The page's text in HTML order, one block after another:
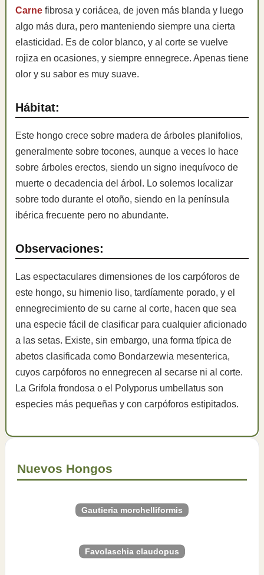
Carne fibrosa y coriácea, de joven más blanda y luego
algo más dura, pero manteniendo siempre una cierta
elasticidad. Es de color blanco, y al corte se vuelve
rojiza en ocasiones, y siempre ennegrece. Apenas tiene
olor y su sabor es muy suave.
Hábitat:
Este hongo crece sobre madera de árboles planifolios,
generalmente sobre tocones, aunque a veces lo hace
sobre árboles erectos, siendo un signo inequívoco de
muerte o decadencia del árbol. Lo solemos localizar
sobre todo durante el otoño, siendo en la península
ibérica frecuente pero no abundante.
Observaciones:
Las espectaculares dimensiones de los carpóforos de
este hongo, su himenio liso, tardíamente porado, y el
ennegrecimiento de su carne al corte, hacen que sea
una especie fácil de clasificar para cualquier aficionado
a las setas. Existe, sin embargo, una forma típica de
abetos clasificada como Bondarzewia mesenterica,
cuyos carpóforos no ennegrecen al secarse ni al corte.
La Grifola frondosa o el Polyporus umbellatus son
especies más pequeñas y con carpóforos estipitados.
Nuevos Hongos
Gautieria morchelliformis
Favolaschia claudopus